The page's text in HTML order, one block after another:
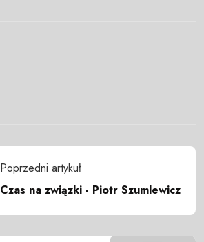
Poprzedni artykuł
Czas na związki - Piotr Szumlewicz